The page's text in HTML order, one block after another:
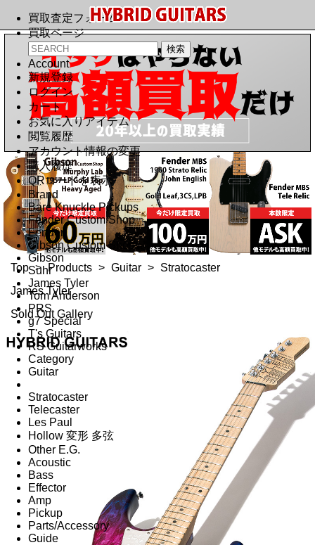
買取査定フォーム
買取ページ
Account
新規登録
ログイン
カート
お気に入りアイテム
閲覧履歴
アカウント情報の変更
購入履歴
QRコードを表示
Brand
Bare Knuckle Pickups
Fender Custom Shop
Fender
Gibson Custom Shop
Gibson
Suhr
James Tyler
Tom Anderson
PRS
g7 Special
T's Guitars
RS Guitarworks
Category
Guitar
Stratocaster
Telecaster
Les Paul
Hollow 変形 多弦
Other E.G.
Acoustic
Bass
Effector
Amp
Pickup
Parts/Accessory
Guide
Top > Products > Guitar > Stratocaster
James Tyler
Sold Out Gallery